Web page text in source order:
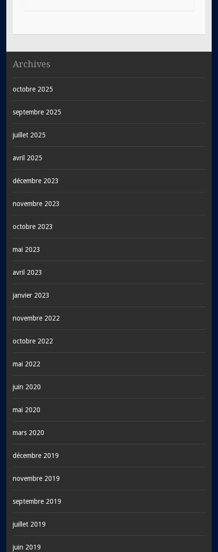
Archives
octobre 2025
septembre 2025
juillet 2025
avril 2025
décembre 2023
novembre 2023
octobre 2023
mai 2023
avril 2023
janvier 2023
novembre 2022
octobre 2022
mai 2022
juin 2020
mai 2020
mars 2020
décembre 2019
novembre 2019
septembre 2019
juillet 2019
juin 2019